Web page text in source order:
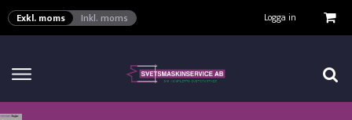
Exkl. moms Inkl. moms Logga in
VISA VARUKORGEN TILL KASSAN